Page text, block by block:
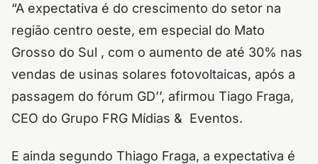
“A expectativa é do crescimento do setor na
região centro oeste, em especial do Mato
Grosso do Sul , com o aumento de até 30% nas
vendas de usinas solares fotovoltaicas, após a
passagem do fórum GD’’, afirmou Tiago Fraga,
CEO do Grupo FRG Mídias & Eventos.
E ainda segundo Thiago Fraga, a expectativa é